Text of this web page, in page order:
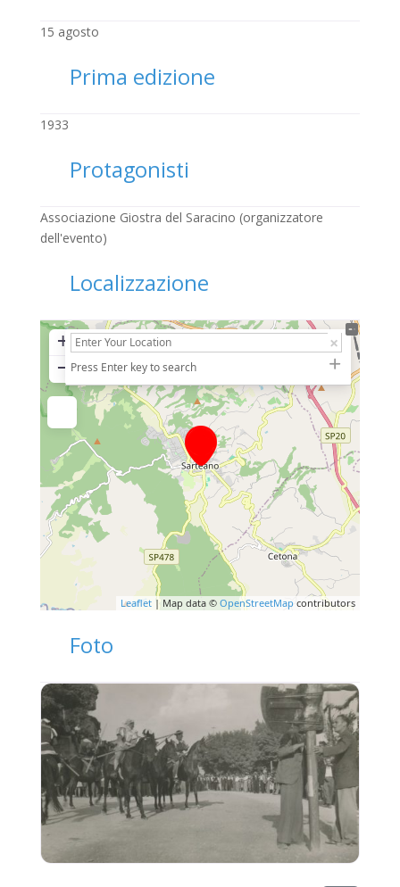
15 agosto
Prima edizione
1933
Protagonisti
Associazione Giostra del Saracino (organizzatore
dell'evento)
Localizzazione
+
− Press Enter key to search
Leaflet | Map data ©OpenStreetMap contributors
Foto